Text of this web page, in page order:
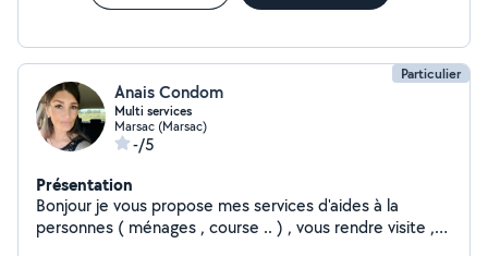
Particulier
Anais Condom
Multi services
Marsac (Marsac)
-/5
Présentation
Bonjour je vous propose mes services d'aides à la
personnes ( ménages , course .. ) , vous rendre visite ,